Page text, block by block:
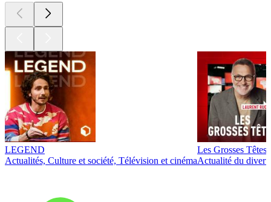
LEGEND
Actualités, Culture et société, Télévision et cinéma
Les Grosses Têtes
Actualité du